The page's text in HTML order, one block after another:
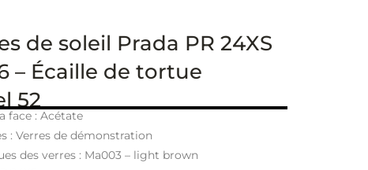
de soleil Prada PR 24XS
– Écaille de tortue
52
face : Acétate
: Verres de démonstration
des verres : Ma003 – light brown